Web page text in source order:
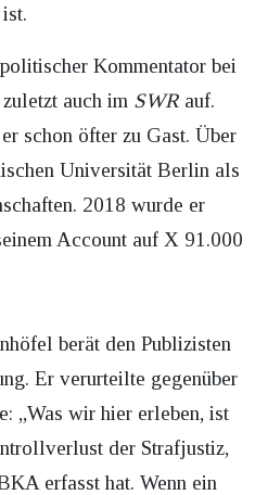
Kommentator bei
auch im SWR auf.
schon öfter zu Gast. Über
Universität Berlin als
2018 wurde er
Account auf X 91.000
berät den Publizisten
Er verurteilte gegenüber
„Was wir hier erleben, ist
der Strafjustiz,
erfasst hat. Wenn ein